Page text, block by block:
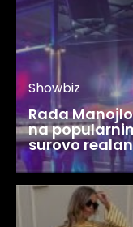
Showbiz
Rada
na
surovo realan